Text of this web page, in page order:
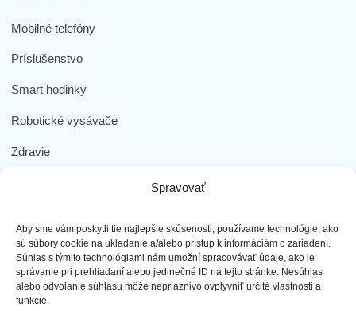
Spravovať
Aby sme vám poskytli tie najlepšie skúsenosti, používame technológie, ako
sú súbory cookie na ukladanie a/alebo prístup k informáciám o zariadení.
Súhlas s týmito technológiami nám umožní spracovávať údaje, ako je
správanie pri prehliadaní alebo jedinečné ID na tejto stránke. Nesúhlas
alebo odvolanie súhlasu môže nepriaznivo ovplyvniť určité vlastnosti a
funkcie.
Mobilné telefóny
Príslušenstvo
Smart hodinky
Robotické vysávače
Zdravie
Dôležité odkazy
Obchodné podmienky
Ochrana osobných údajov